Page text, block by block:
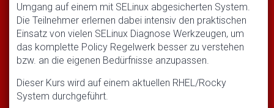
Umgang auf einem mit SELinux abgesicherten System.
Die Teilnehmer erlernen dabei intensiv den praktischen
Einsatz von vielen SELinux Diagnose Werkzeugen, um
das komplette Policy Regelwerk besser zu verstehen
bzw. an die eigenen Bedürfnisse anzupassen.
Dieser Kurs wird auf einem aktuellen RHEL/Rocky
System durchgeführt.